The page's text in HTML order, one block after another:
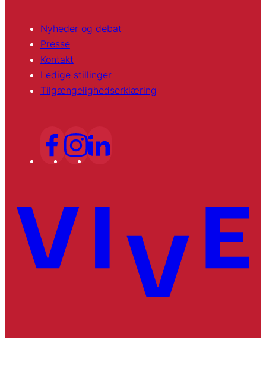
Nyheder og debat
Presse
Kontakt
Ledige stillinger
Tilgængelighedserklæring